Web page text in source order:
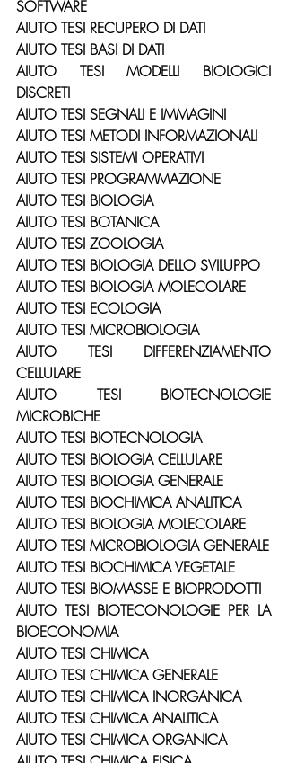
SOFTWARE
AIUTO TESI RECUPERO DI DATI
AIUTO TESI BASI DI DATI
AIUTO TESI MODELLI BIOLOGICI
DISCRETI
AIUTO TESI SEGNALI E IMMAGINI
AIUTO TESI METODI INFORMAZIONALI
AIUTO TESI SISTEMI OPERATIVI
AIUTO TESI PROGRAMMAZIONE
AIUTO TESI BIOLOGIA
AIUTO TESI BOTANICA
AIUTO TESI ZOOLOGIA
AIUTO TESI BIOLOGIA DELLO SVILUPPO
AIUTO TESI BIOLOGIA MOLECOLARE
AIUTO TESI ECOLOGIA
AIUTO TESI MICROBIOLOGIA
AIUTO TESI DIFFERENZIAMENTO
CELLULARE
AIUTO TESI BIOTECNOLOGIE
MICROBICHE
AIUTO TESI BIOTECNOLOGIA
AIUTO TESI BIOLOGIA CELLULARE
AIUTO TESI BIOLOGIA GENERALE
AIUTO TESI BIOCHIMICA ANALITICA
AIUTO TESI BIOLOGIA MOLECOLARE
AIUTO TESI MICROBIOLOGIA GENERALE
AIUTO TESI BIOCHIMICA VEGETALE
AIUTO TESI BIOMASSE E BIOPRODOTTI
AIUTO TESI BIOTECONOLOGIE PER LA
BIOECONOMIA
AIUTO TESI CHIMICA
AIUTO TESI CHIMICA GENERALE
AIUTO TESI CHIMICA INORGANICA
AIUTO TESI CHIMICA ANALITICA
AIUTO TESI CHIMICA ORGANICA